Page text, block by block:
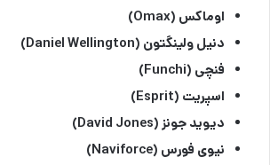
اوماکس (Omax)
دنیل ولینگتون (Daniel Wellington)
فنچی (Funchi)
اسپریت (Esprit)
دیوید جونز (David Jones)
نیوی فورس (Naviforce)